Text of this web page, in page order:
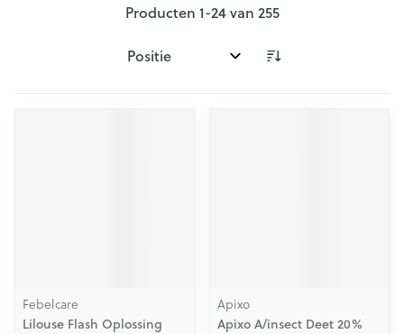
Producten 1-24van 255
Sorteer op:
Febelcare
Lilouse Flash Oplossing
Apixo
Apixo A/insect Deet 20%